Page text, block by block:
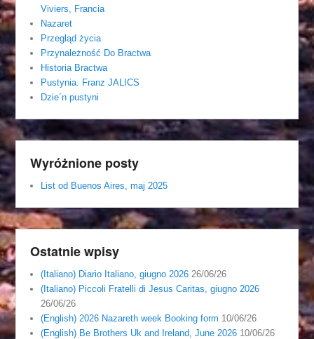
Viviers, Francia
Nazaret
Przegląd życia
Przynależność Do Bractwa
Historia Bractwa
Pustynia. Franz JALICS
Dzie´n pustyni
Wyróżnione posty
List od Buenos Aires, maj 2025
Ostatnie wpisy
(Italiano) Diario Italiano, giugno 2026 26/06/26
(Italiano) Piccoli Fratelli di Jesus Caritas, giugno 2026
26/06/26
(English) 2026 Nazareth week Booking form 10/06/26
(English) Be Brothers Uk and Ireland, June 2026 10/06/26